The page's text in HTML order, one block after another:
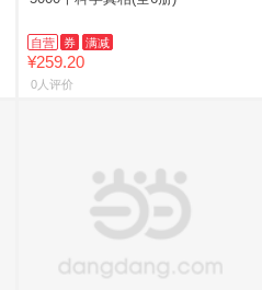
自营 券 满减
¥259.20
0人评价